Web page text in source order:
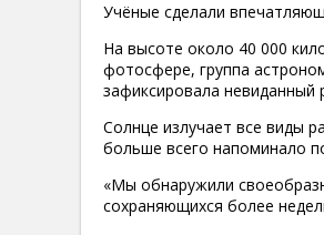
Учёные сделали
На высоте около 40 000
фотосфере, группа
зафиксировала невиданный
Солнце излучает все виды
больше всего напоминало
«Мы обнаружили
сохраняющихся более